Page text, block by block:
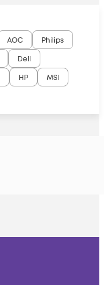
AOC
Philips
Dell
HP
MSI